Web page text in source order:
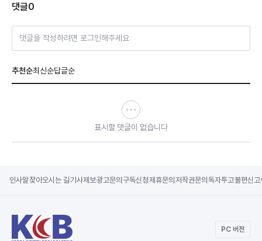
댓글0
댓글을 작성하려면 로그인해주세요
추천순최신순답글순
표시할 댓글이 없습니다
인사말찾아오시는 길기사제보광고문의 구독신청제휴문의 저작권문의 독자투고불편신고
PC 버전